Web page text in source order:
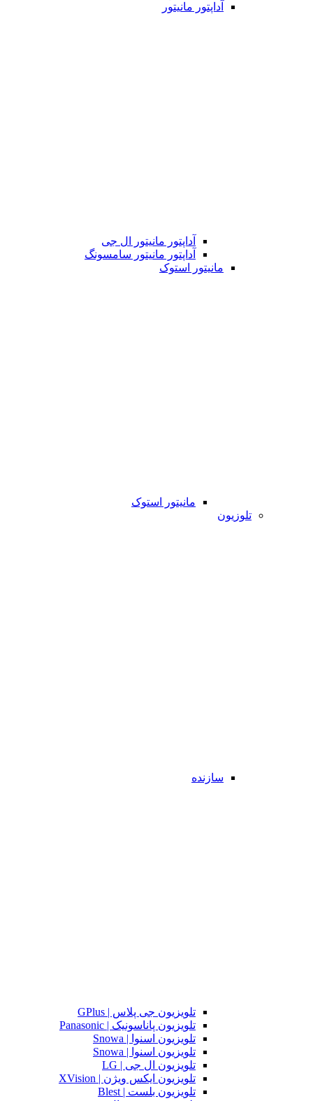
آداپتور مانیتور
آداپتور مانیتور ال جی
آداپتور مانیتور سامسونگ
مانیتور استوک
مانیتور استوک
تلوزیون
سازنده
تلویزیون جی پلاس | GPlus
تلویزیون پاناسونیک | Panasonic
تلویزیون اسنوا | Snowa
تلویزیون اسنوا | Snowa
تلویزیون ال جی | LG
تلویزیون ایکس ویژن | XVision
تلویزیون بلست | Blest